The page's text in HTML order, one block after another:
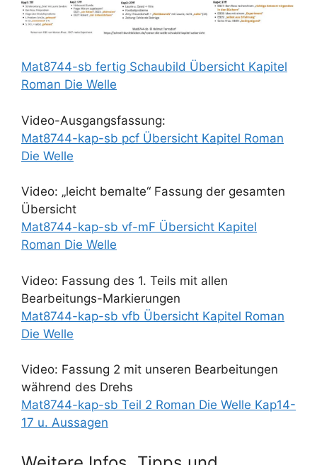
Mat8744-sb fertig Schaubild Übersicht Kapitel
Roman Die Welle
Video-Ausgangsfassung:
Mat8744-kap-sb pcf Übersicht Kapitel Roman
Die Welle
Video: „leicht bemalte“ Fassung der gesamten
Übersicht
Mat8744-kap-sb vf-mF Übersicht Kapitel
Roman Die Welle
Video: Fassung des 1. Teils mit allen
Bearbeitungs-Markierungen
Mat8744-kap-sb vfb Übersicht Kapitel Roman
Die Welle
Video: Fassung 2 mit unseren Bearbeitungen
während des Drehs
Mat8744-kap-sb Teil 2 Roman Die Welle Kap14-
17 u. Aussagen